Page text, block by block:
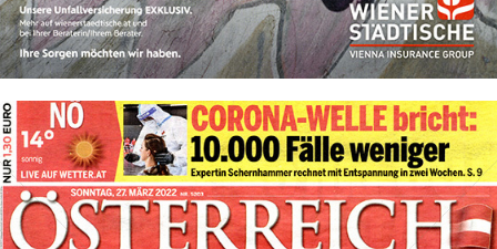
Bild-ID: 73964